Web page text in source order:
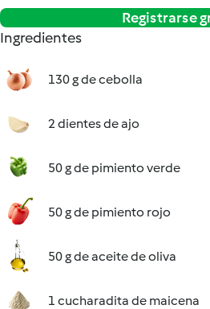
Registrarse
Ingredientes
130 g de cebolla
2 dientes de ajo
50 g de pimiento verde
50 g de pimiento rojo
50 g de aceite de oliva
1 cucharadita de maicena